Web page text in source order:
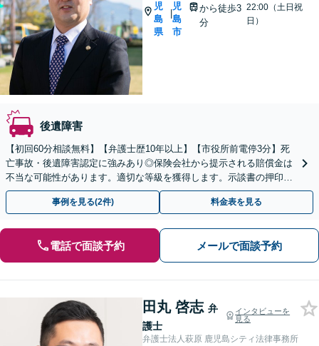
児
島
県
|
児
島
市
から徒歩3
分
22:00（土日祝
日）
後遺障害
【初回60分相談無料】【弁護士歴10年以上】【市役所前電停3分】死
亡事故・後遺障害認定に強みあり◎保険会社から提示される賠償金は
不当な可能性があります。適切な等級を獲得します。示談書の押印・
署名をする前にご相談を！【オンライン相談可能】
事例を見る(2件) 料金表を見る
電話で面談予約 メールで面談予約
田丸 啓志 弁
護士
インタビューを
見る
弁護士法人萩原 鹿児島シティ法律事務所